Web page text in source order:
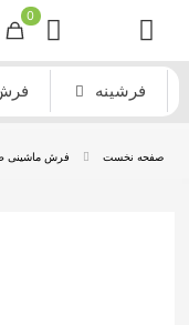
0
فرشینه
صفحه نخست فرش ماشینی